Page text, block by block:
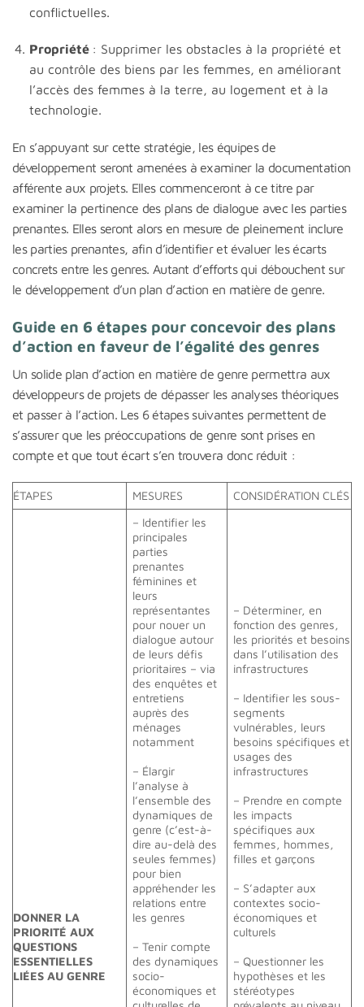
conflictuelles.
Propriété: Supprimer les obstacles à la propriété et
au contrôle des biens par les femmes, en améliorant
l’accès des femmes à la terre, au logement et à la
technologie.
En s’appuyant sur cette stratégie, les équipes de
développement seront amenées à examiner la documentation
afférente aux projets. Elles commenceront à ce titre par
examiner la pertinence des plans de dialogue avec les parties
prenantes. Elles seront alors en mesure de pleinement inclure
les parties prenantes, afin d’identifier et évaluer les écarts
concrets entre les genres. Autant d’efforts qui débouchent sur
le développement d’un plan d’action en matière de genre.
Guide en 6 étapes pour concevoir des plans
d’action en faveur de l’égalité des genres
Un solide plan d’action en matière de genre permettra aux
développeurs de projets de dépasser les analyses théoriques
et passer à l’action. Les 6 étapes suivantes permettent de
s’assurer que les préoccupations de genre sont prises en
compte et que tout écart s’en trouvera donc réduit :
ÉTAPES MESURES CONSIDÉRATION CLÉS
DONNER LA
PRIORITÉ AUX
QUESTIONS
ESSENTIELLES
LIÉES AU GENRE
– Identifier les
principales
parties
prenantes
féminines et
leurs
représentantes
pour nouer un
dialogue autour
de leurs défis
prioritaires – via
des enquêtes et
entretiens
auprès des
ménages
notamment
– Élargir
l’analyse à
l’ensemble des
dynamiques de
genre (c’est-à-
dire au-delà des
seules femmes)
pour bien
appréhender les
relations entre
les genres
– Tenir compte
des dynamiques
socio-
économiques et
– Déterminer, en
fonction des genres,
les priorités et besoins
dans l’utilisation des
infrastructures
– Identifier les sous-
segments
vulnérables, leurs
besoins spécifiques et
usages des
infrastructures
– Prendre en compte
les impacts
spécifiques aux
femmes, hommes,
filles et garçons
– S’adapter aux
contextes socio-
économiques et
culturels
– Questionner les
hypothèses et les
stéréotypes